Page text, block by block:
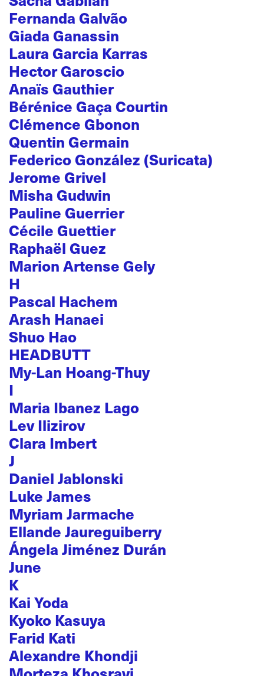
Fernanda Galvão
Giada Ganassin
Laura Garcia Karras
Hector Garoscio
Anaïs Gauthier
Bérénice Gaça Courtin
Clémence Gbonon
Quentin Germain
Federico González (Suricata)
Jerome Grivel
Misha Gudwin
Pauline Guerrier
Cécile Guettier
Raphaël Guez
Marion Artense Gely
H
Pascal Hachem
Arash Hanaei
Shuo Hao
HEADBUTT
My-Lan Hoang-Thuy
I
Maria Ibanez Lago
Lev Ilizirov
Clara Imbert
J
Daniel Jablonski
Luke James
Myriam Jarmache
Ellande Jaureguiberry
Ángela Jiménez Durán
June
K
Kai Yoda
Kyoko Kasuya
Farid Kati
Alexandre Khondji